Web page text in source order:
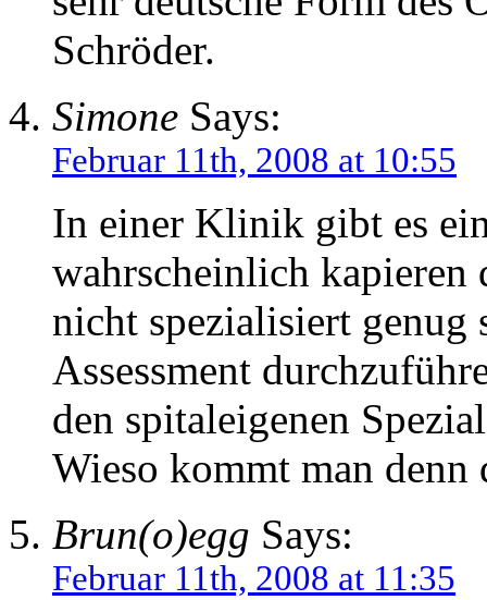
Schröder.
Simone Says:
Februar 11th, 2008 at 10:55
In einer Klinik gibt es
wahrscheinlich kapieren
nicht spezialisiert genug
Assessment
den spitaleigenen
Wieso kommt man
Brun(o)egg Says:
Februar 11th, 2008 at 11:35